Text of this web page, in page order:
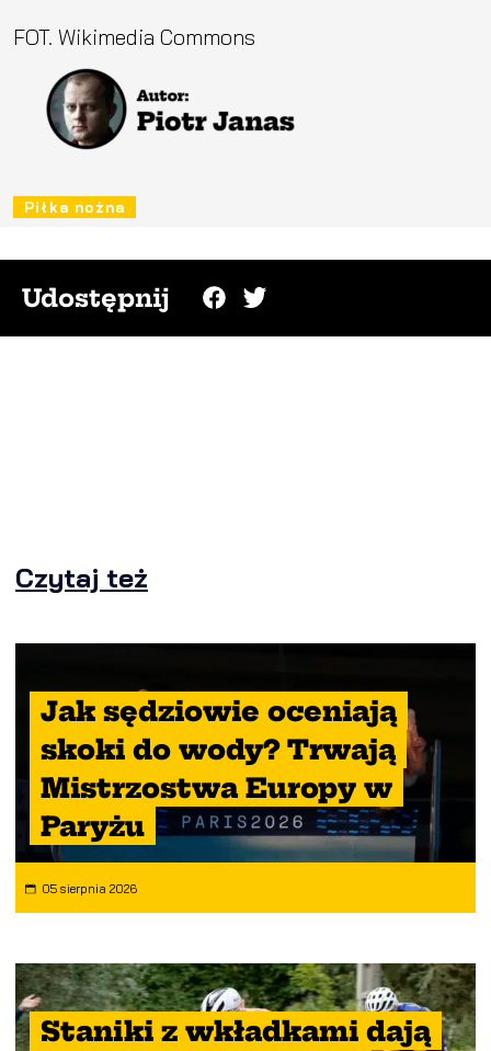
FOT. Wikimedia Commons
Piłka nożna
Udostępnij
Czytaj też
Jak sędziowie oceniają
skoki do wody? Trwają
Mistrzostwa Europy w
Paryżu
05 sierpnia 2026
Staniki z wkładkami dają